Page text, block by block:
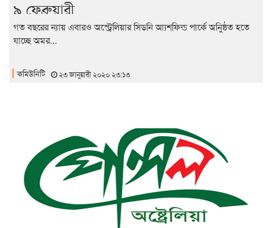
৯ ফেব্রুয়ারী
গত বছরের ন্যায় এবারও অস্ট্রেলিয়ার সিডনি আ্যশফিল্ড পার্কে অনুিষ্ঠত হতে
যাচ্ছে অমর...
কমিউনিটি ২৩ জানুয়ারী ২০২০ ২৩:১৩